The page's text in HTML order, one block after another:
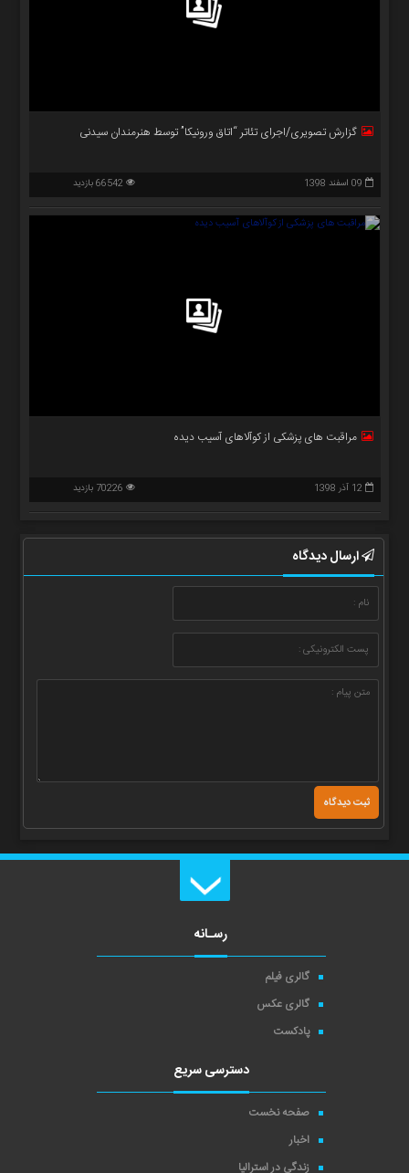
گزارش تصویری/اجرای تئاتر “اتاق ورونیکا” توسط هنرمندان سیدنی
09 اسفند 1398
مراقبت های پزشکی از کوآلاهای آسیب دیده
12 آذر 1398
ارسال دیدگاه
رسـانه
گالری فیلم
گالری عکس
پادکست
دسترسی سریع
صفحه نخست
اخبار
زندگی در استرالیا